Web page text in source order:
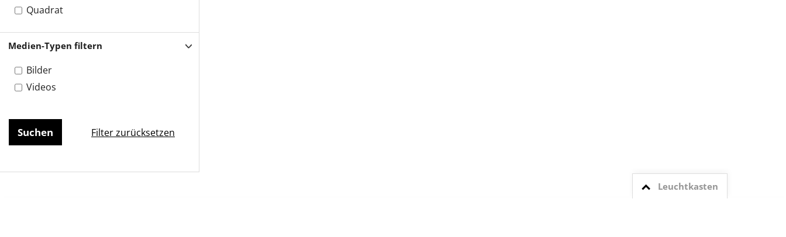
Quadrat
Medien-Typen filtern
Bilder
Videos
Filter zurücksetzen
Leuchtkasten